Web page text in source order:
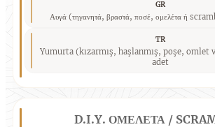
GR
Αυγά (τηγανητά, βραστά, ποσέ, ομελέτα ή
TR
Yumurta (kızarmış, haşlanmış, poşe, omlet
adet
D.I.Y. ΟΜΕΛΕΤΑ /